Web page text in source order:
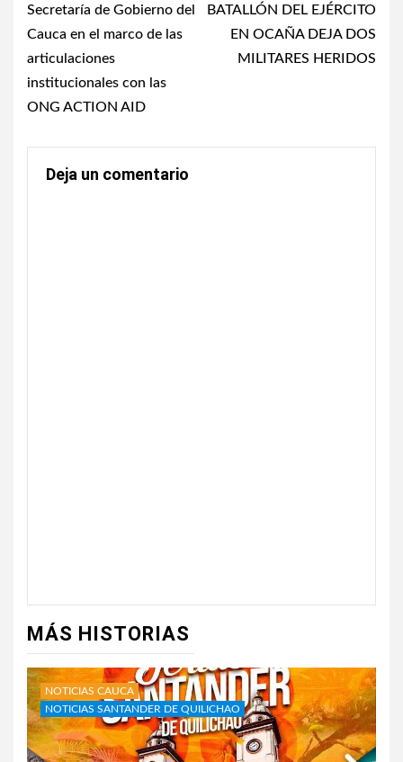
Secretaría de Gobierno del
Cauca en el marco de las
articulaciones
institucionales con las
ONG ACTION AID
BATALLÓN DEL EJÉRCITO
EN OCAÑA DEJA DOS
MILITARES HERIDOS
Deja un comentario
MÁS HISTORIAS
NOTICIAS CAUCA
NOTICIAS SANTANDER DE QUILICHAO